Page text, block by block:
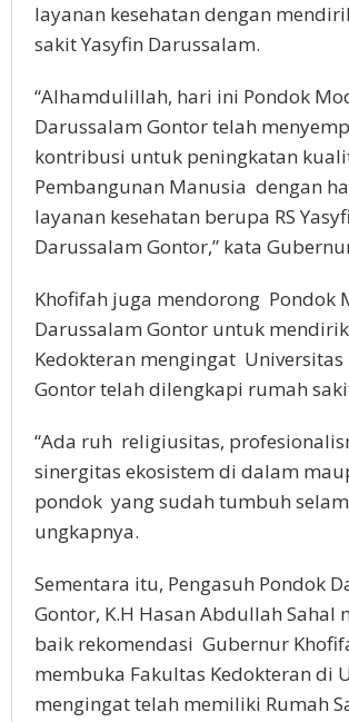
layanan kesehatan dengan
sakit Yasyfin Darussalam.
“Alhamdulillah, hari ini Pondok
Darussalam Gontor telah
kontribusi untuk peningkatan
Pembangunan Manusia dengan
layanan kesehatan berupa RS
Darussalam Gontor,” kata
Khofifah juga mendorong Pondok
Darussalam Gontor untuk
Kedokteran mengingat Universitas
Gontor telah dilengkapi rumah
“Ada ruh religiusitas,
sinergitas ekosistem di dalam
pondok yang sudah tumbuh
ungkapnya.
Sementara itu, Pengasuh Pondok
Gontor, K.H Hasan Abdullah Sahal
baik rekomendasi Gubernur
membuka Fakultas Kedokteran di
mengingat telah memiliki Rumah